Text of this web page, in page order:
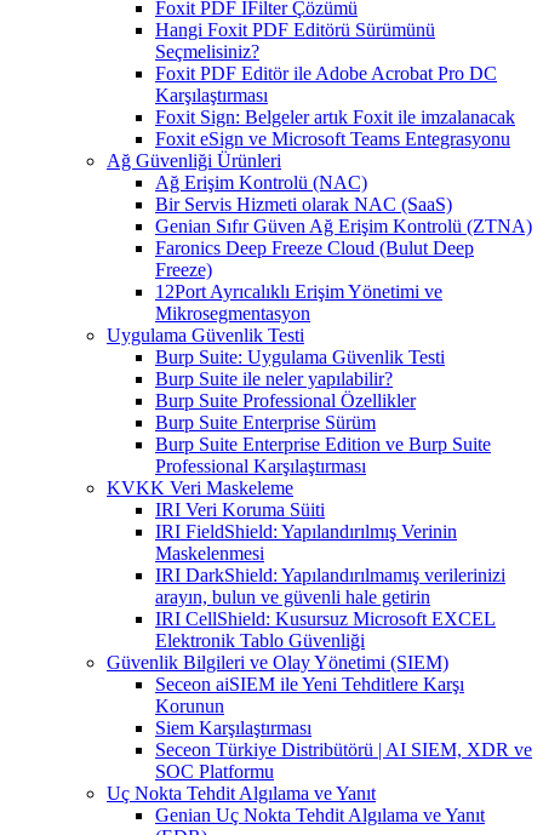
Foxit PDF IFilter Çözümü
Hangi Foxit PDF Editörü Sürümünü
Seçmelisiniz?
Foxit PDF Editör ile Adobe Acrobat Pro DC
Karşılaştırması
Foxit Sign: Belgeler artık Foxit ile imzalanacak
Foxit eSign ve Microsoft Teams Entegrasyonu
Ağ Güvenliği Ürünleri
Ağ Erişim Kontrolü (NAC)
Bir Servis Hizmeti olarak NAC (SaaS)
Genian Sıfır Güven Ağ Erişim Kontrolü (ZTNA)
Faronics Deep Freeze Cloud (Bulut Deep
Freeze)
12Port Ayrıcalıklı Erişim Yönetimi ve
Mikrosegmentasyon
Uygulama Güvenlik Testi
Burp Suite: Uygulama Güvenlik Testi
Burp Suite ile neler yapılabilir?
Burp Suite Professional Özellikler
Burp Suite Enterprise Sürüm
Burp Suite Enterprise Edition ve Burp Suite
Professional Karşılaştırması
KVKK Veri Maskeleme
IRI Veri Koruma Süiti
IRI FieldShield: Yapılandırılmış Verinin
Maskelenmesi
IRI DarkShield: Yapılandırılmamış verilerinizi
arayın, bulun ve güvenli hale getirin
IRI CellShield: Kusursuz Microsoft EXCEL
Elektronik Tablo Güvenliği
Güvenlik Bilgileri ve Olay Yönetimi (SIEM)
Seceon aiSIEM ile Yeni Tehditlere Karşı
Korunun
Siem Karşılaştırması
Seceon Türkiye Distribütörü | AI SIEM, XDR ve
SOC Platformu
Uç Nokta Tehdit Algılama ve Yanıt
Genian Uç Nokta Tehdit Algılama ve Yanıt